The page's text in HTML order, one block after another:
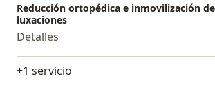
Reducción ortopédica e inmovilización
luxaciones
Detalles
+1 servicio